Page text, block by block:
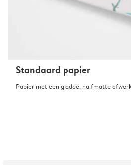
Standaard papier
Papier met een gladde, halfmatte